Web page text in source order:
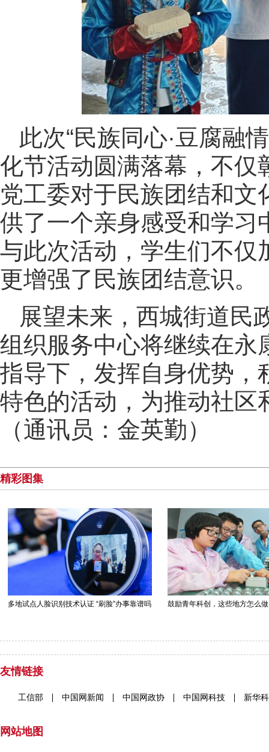
此次“民族同心·豆腐融
化节活动圆满落幕，不仅
党工委对于民族团结和
供了一个亲身感受和学习
与此次活动，学生们不仅
更增强了民族团结意识。
展望未来，西城街道民
组织服务中心将继续在永
指导下，发挥自身优势，
特色的活动，为推动社区
（通讯员：金英勤）